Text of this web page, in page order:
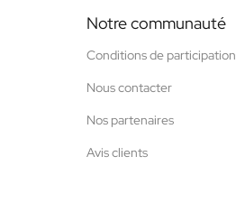
Notre communauté
Conditions de participation
Nous contacter
Nos partenaires
Avis clients